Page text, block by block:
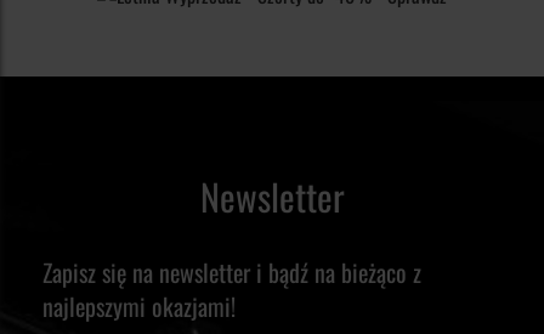
Newsletter
Zapisz się na newsletter i bądź na bieżąco z
najlepszymi okazjami!